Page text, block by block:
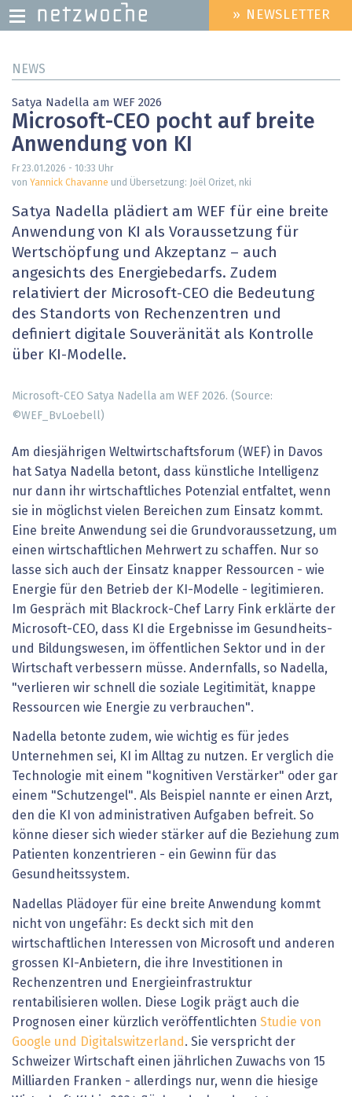
zum
HEADER
MENU
» NEWSLETTER
NEWS
Satya Nadella am WEF 2026
Microsoft-CEO pocht auf breite
Anwendung von KI
Fr 23.01.2026 - 10:33 Uhr
von Yannick Chavanne und Übersetzung: Joël Orizet, nki
Satya Nadella plädiert am WEF für eine breite
Anwendung von KI als Voraussetzung für
Wertschöpfung und Akzeptanz – auch
angesichts des Energiebedarfs. Zudem
relativiert der Microsoft-CEO die Bedeutung
des Standorts von Rechenzentren und
definiert digitale Souveränität als Kontrolle
über KI-Modelle.
Microsoft-CEO Satya Nadella am WEF 2026. (Source:
©WEF_BvLoebell)
Am diesjährigen Weltwirtschaftsforum (WEF) in Davos
hat Satya Nadella betont, dass künstliche Intelligenz
nur dann ihr wirtschaftliches Potenzial entfaltet, wenn
sie in möglichst vielen Bereichen zum Einsatz kommt.
Eine breite Anwendung sei die Grundvoraussetzung, um
einen wirtschaftlichen Mehrwert zu schaffen. Nur so
lasse sich auch der Einsatz knapper Ressourcen - wie
Energie für den Betrieb der KI-Modelle - legitimieren.
Im Gespräch mit Blackrock-Chef Larry Fink erklärte der
Microsoft-CEO, dass KI die Ergebnisse im Gesundheits-
und Bildungswesen, im öffentlichen Sektor und in der
Wirtschaft verbessern müsse. Andernfalls, so Nadella,
"verlieren wir schnell die soziale Legitimität, knappe
Ressourcen wie Energie zu verbrauchen".
Nadella betonte zudem, wie wichtig es für jedes
Unternehmen sei, KI im Alltag zu nutzen. Er verglich die
Technologie mit einem "kognitiven Verstärker" oder gar
einem "Schutzengel". Als Beispiel nannte er einen Arzt,
den die KI von administrativen Aufgaben befreit. So
könne dieser sich wieder stärker auf die Beziehung zum
Patienten konzentrieren - ein Gewinn für das
Gesundheitssystem.
Nadellas Plädoyer für eine breite Anwendung kommt
nicht von ungefähr: Es deckt sich mit den
wirtschaftlichen Interessen von Microsoft und anderen
grossen KI-Anbietern, die ihre Investitionen in
Rechenzentren und Energieinfrastruktur
rentabilisieren wollen. Diese Logik prägt auch die
Prognosen einer kürzlich veröffentlichten Studie von
Google und Digitalswitzerland . Sie verspricht der
Schweizer Wirtschaft einen jährlichen Zuwachs von 15
Milliarden Franken - allerdings nur, wenn die hiesige